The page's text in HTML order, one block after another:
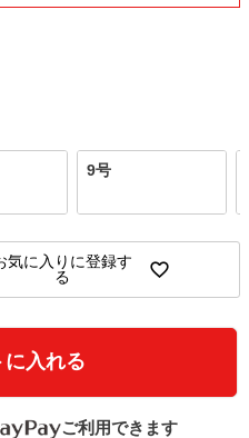
9号
気に入りに登録す
る
に入れる
ご利用できます